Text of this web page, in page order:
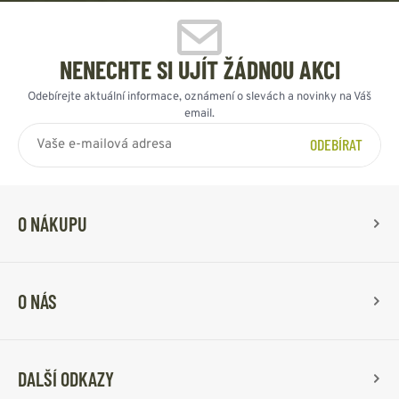
NENECHTE SI UJÍT ŽÁDNOU AKCI
Odebírejte aktuální informace, oznámení o slevách a novinky na Váš
email.
ODEBÍRAT
O NÁKUPU
O NÁS
DALŠÍ ODKAZY